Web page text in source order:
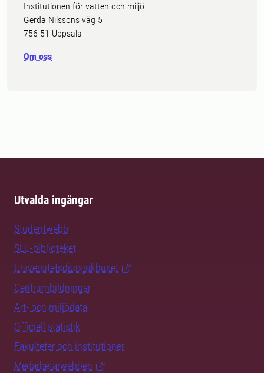
Institutionen för vatten och miljö
Gerda Nilssons väg 5
756 51 Uppsala
Om oss
Utvalda ingångar
Studentwebb
SLU-biblioteket
Universitetsdjursjukhuset
Centrumbildningar
Art- och miljödata
Officiell statistik
Fakulteter och institutioner
Medarbetarwebben